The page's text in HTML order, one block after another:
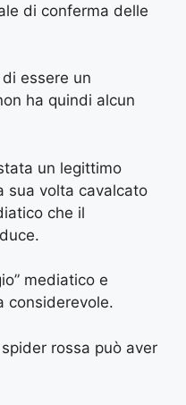
di conferma delle
di essere un
ha quindi alcun
un legittimo
sua volta cavalcato
che il
mediatico e
considerevole.
rossa può aver